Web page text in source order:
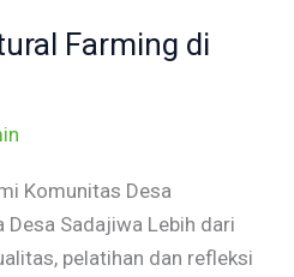
Farming di
Komunitas Desa
Desa Sadajiwa Lebih dari
pelatihan dan refleksi